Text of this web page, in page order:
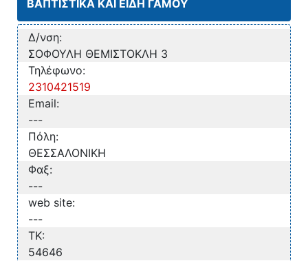
ΒΑΠΤΙΣΤΙΚΑ ΚΑΙ ΕΙΔΗ ΓΑΜΟΥ
Δ/νση:
ΣΟΦΟΥΛΗ ΘΕΜΙΣΤΟΚΛΗ 3
Τηλέφωνο:
2310421519
Email:
---
Πόλη:
ΘΕΣΣΑΛΟΝΙΚΗ
Φαξ:
---
web site:
---
TK:
54646